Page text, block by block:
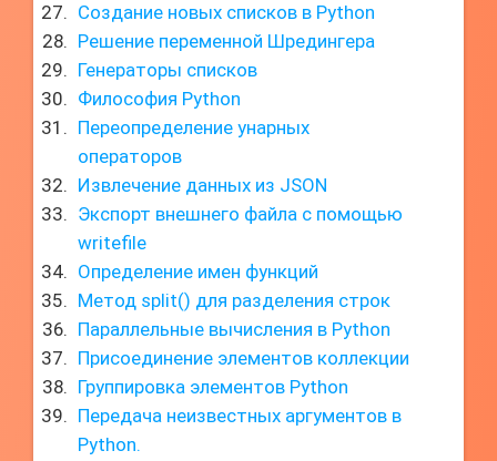
Создание новых списков в Python
Решение переменной Шредингера
Генераторы списков
Философия Python
Переопределение унарных
операторов
Извлечение данных из JSON
Экспорт внешнего файла с помощью
writefile
Определение имен функций
Метод split() для разделения строк
Параллельные вычисления в Python
Присоединение элементов коллекции
Группировка элементов Python
Передача неизвестных аргументов в
Python.